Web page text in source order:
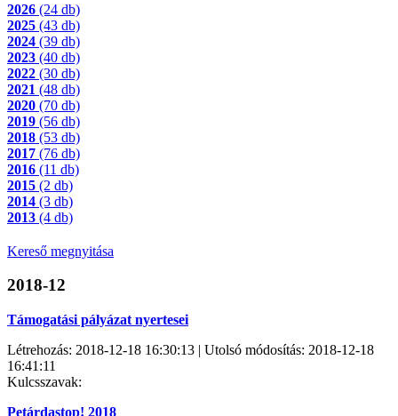
2026 (24 db)
2025 (43 db)
2024 (39 db)
2023 (40 db)
2022 (30 db)
2021 (48 db)
2020 (70 db)
2019 (56 db)
2018 (53 db)
2017 (76 db)
2016 (11 db)
2015 (2 db)
2014 (3 db)
2013 (4 db)
Kereső megnyitása
2018-12
Támogatási pályázat nyertesei
Létrehozás: 2018-12-18 16:30:13 | Utolsó módosítás: 2018-12-18
16:41:11
Kulcsszavak:
Petárdastop! 2018